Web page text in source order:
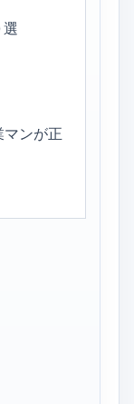
選
マンが正